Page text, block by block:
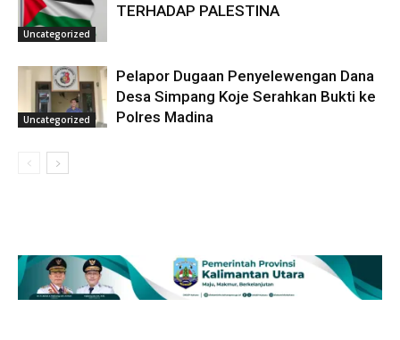
Uncategorized
TERHADAP PALESTINA
Uncategorized
Pelapor Dugaan Penyelewengan Dana
Desa Simpang Koje Serahkan Bukti ke
Polres Madina